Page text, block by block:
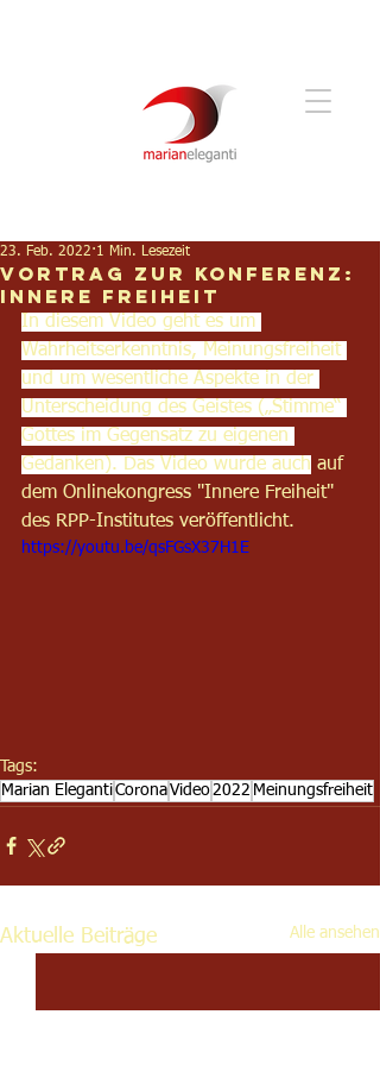
Vortrag zur Konferenz:
Innere Freiheit
23. Feb. 2022 1 Min. Lesezeit
In diesem Video geht es um
Wahrheitserkenntnis, Meinungsfreiheit
und um wesentliche Aspekte in der
Unterscheidung des Geistes („Stimme“
Gottes im Gegensatz zu eigenen
Gedanken). Das Video wurde auch auf
dem Onlinekongress "Innere Freiheit"
des RPP-Institutes veröffentlicht.
https://youtu.be/qsFGsX37H1E
Tags:
Marian ElegantiCoronaVideo2022 Meinungsfreiheit
Aktuelle Beiträge Alle ansehen